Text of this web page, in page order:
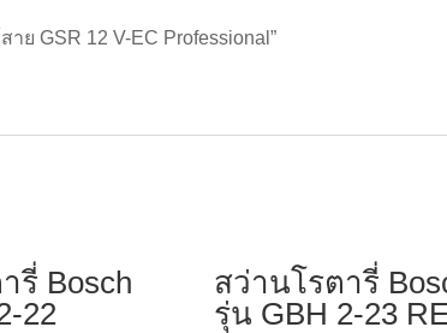
ย GSR 12 V-EC Professional”
รี่ Bosch
22
สว่านโรตารี่
รุ่น GBH 2-23